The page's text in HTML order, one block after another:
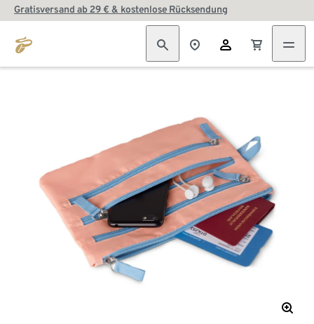
Gratisversand ab 29 € & kostenlose Rücksendung